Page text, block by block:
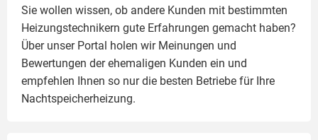
Sie wollen wissen, ob andere Kunden mit bestimmten
Heizungstechnikern gute Erfahrungen gemacht haben?
Über unser Portal holen wir Meinungen und
Bewertungen der ehemaligen Kunden ein und
empfehlen Ihnen so nur die besten Betriebe für Ihre
Nachtspeicherheizung.